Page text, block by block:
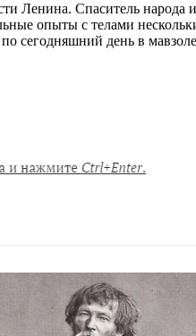
Ленина. Спаситель
опыты с телами
день в